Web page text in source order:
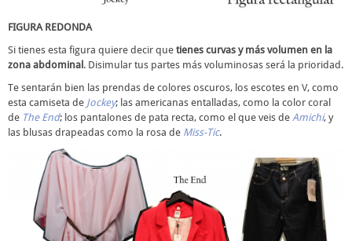
FIGURA REDONDA
Si tienes esta figura quiere decir que tienes curvas y más volumen en la
zona abdominal . Disimular tus partes más voluminosas será la prioridad.
Te sentarán bien las prendas de colores oscuros, los escotes en V, como
esta camiseta de Jockey; las americanas entalladas, como la color coral
de The End; los pantalones de pata recta, como el que veis de Amichi, y
las blusas drapeadas como la rosa de Miss-Tic.